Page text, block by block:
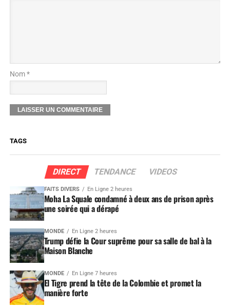
Nom *
TAGS
DIRECT TENDANCE VIDEOS
FAITS DIVERS En Ligne 2 heures
Moha La Squale condamné à deux ans de prison après
une soirée qui a dérapé
MONDE En Ligne 2 heures
Trump défie la Cour suprême pour sa salle de bal à la
Maison Blanche
MONDE En Ligne 7 heures
El Tigre prend la tête de la Colombie et promet la
manière forte